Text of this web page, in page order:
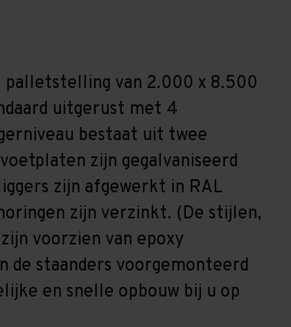
palletstelling van 2.000 x 8.500
uitgerust met 4
bestaat uit twee
zijn gegalvaniseerd
zijn afgewerkt in RAL
zijn verzinkt. (De stijlen,
voorzien van epoxy
de staanders voorgemonteerd
en snelle opbouw bij u op